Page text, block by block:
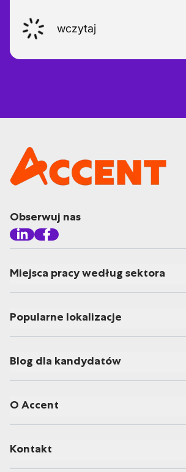
wczytaj
Obserwuj nas
Miejsca pracy według sektora
Popularne lokalizacje
Blog dla kandydatów
O Accent
Kontakt